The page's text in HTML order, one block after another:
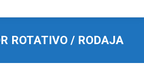
ROTATIVO / RODAJA